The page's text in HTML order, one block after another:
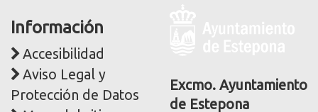
Información
Accesibilidad
Aviso Legal y
Protección de Datos
corporativa
Excmo. Ayuntamiento
de Estepona